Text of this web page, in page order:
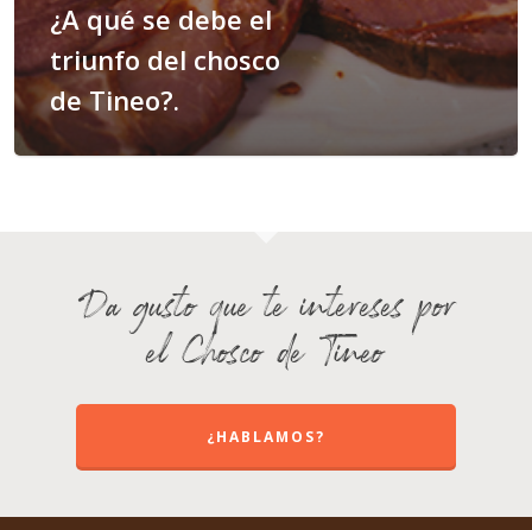
¿A qué se debe el
triunfo del chosco
de Tineo?.
Da gusto que te intereses por
el Chosco de Tineo
¿HABLAMOS?